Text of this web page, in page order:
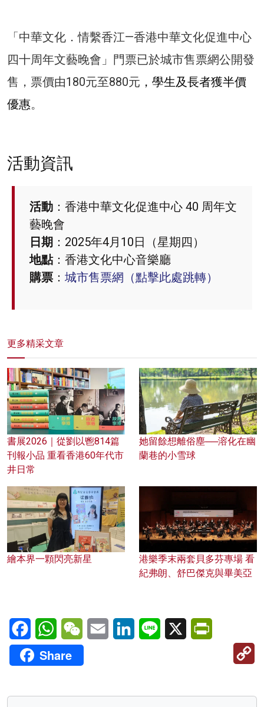
「中華文化．情繫香江—香港中華文化促進中心
四十周年文藝晚會」門票已於城市售票網公開發
售，票價由180元至880元 ，學生及長者獲半價
優惠。
活動資訊
活動 ：香港中華文化促進中心 40 周年文
藝晚會
日期 ：2025年4月10日（星期四）
地點：香港文化中心音樂廳
購票 ： 城市售票網（點擊此處跳轉）
更多精采文章
書展2026｜從劉以鬯814篇
刊報小品 重看香港60年代市
井日常
她留餘想離俗塵──溶化在幽
蘭巷的小雪球
繪本界一顆閃亮新星
港樂季末兩套貝多芬專場 看
紀弗朗、舒巴傑克與畢美亞
FacebookWhatsAppWeChatEmail LinkedInLine X
Share